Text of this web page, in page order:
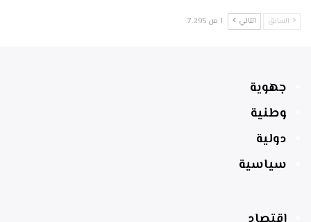
السابق التالي 1 من 7٬295
جهوية
وطنية
دولية
سياسية